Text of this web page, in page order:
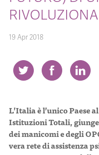
CONTATTI
19 Apr 2018
L’Italia è l’unico Paese
Istituzioni Totali,
dei manicomi e degli
vera rete di assistenza